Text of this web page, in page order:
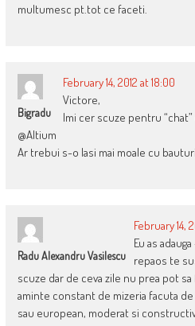
multumesc pt.tot ce faceti.
Bigradu
February 14, 2012 at 18:00
Victore,
Imi cer scuze pentru “chat”
@Altium
Ar trebui s-o lasi mai moale cu
Radu Alexandru Vasilescu
February 14,
Eu as
repaos te
scuze dar de ceva zile nu prea pot
aminte constant de mizeria facuta
sau european, moderat si